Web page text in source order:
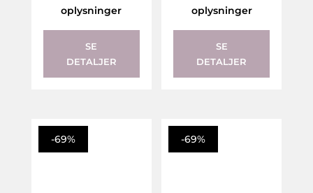
oplysninger
SE
DETALJER
oplysninger
SE
DETALJER
-69% -69%